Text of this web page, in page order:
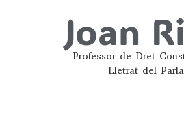
Joan
Professor de Dret
Lletrat del